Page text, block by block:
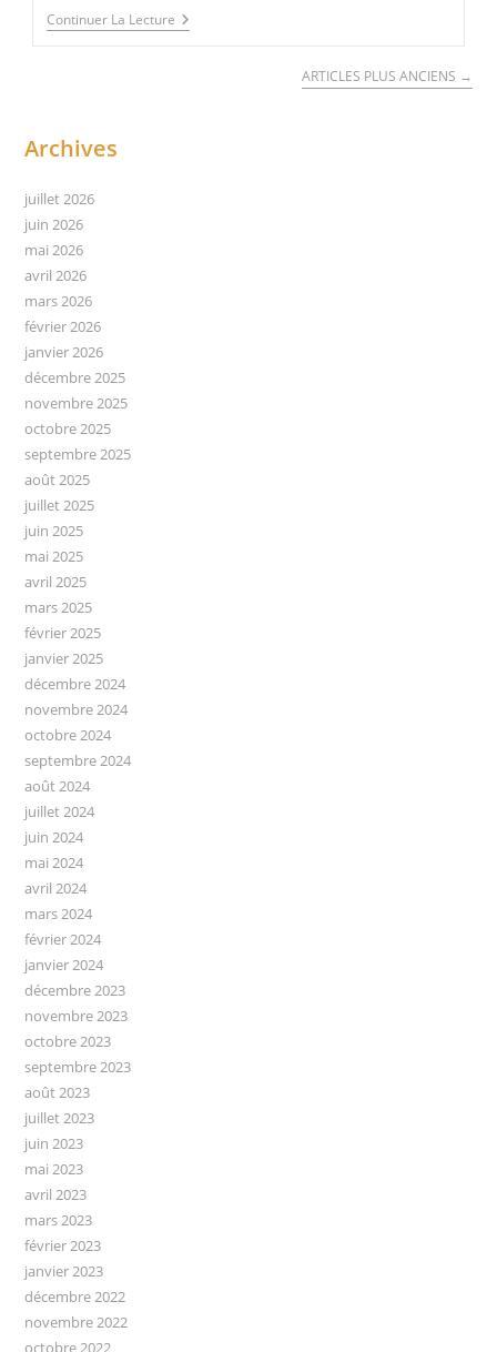
Continuer La Lecture Les
Animaux
ARTICLES PLUS ANCIENS →
Archives
juillet 2026
juin 2026
mai 2026
avril 2026
mars 2026
février 2026
janvier 2026
décembre 2025
novembre 2025
octobre 2025
septembre 2025
août 2025
juillet 2025
juin 2025
mai 2025
avril 2025
mars 2025
février 2025
janvier 2025
décembre 2024
novembre 2024
octobre 2024
septembre 2024
août 2024
juillet 2024
juin 2024
mai 2024
avril 2024
mars 2024
février 2024
janvier 2024
décembre 2023
novembre 2023
octobre 2023
septembre 2023
août 2023
juillet 2023
juin 2023
mai 2023
avril 2023
mars 2023
février 2023
janvier 2023
décembre 2022
novembre 2022
octobre 2022